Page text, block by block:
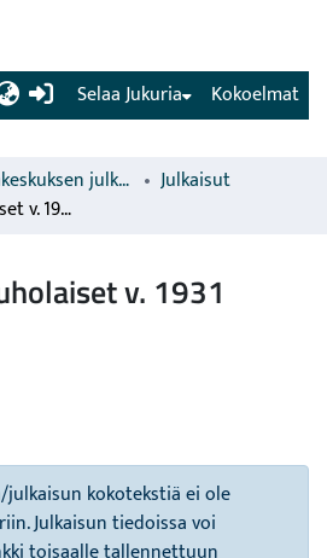
(current) Kokoelmat
Selaa Jukuria
Luonnonvarakeskuksen julkaisut
Julkaisut
Peltokasvien tuholaiset v. 1931
v. 1931
kokotekstiä ei ole
Julkaisun tiedoissa voi